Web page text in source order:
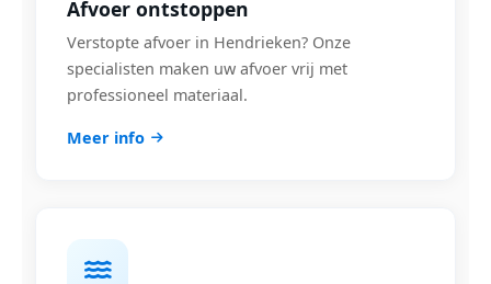
Afvoer ontstoppen
Verstopte afvoer in Hendrieken? Onze
specialisten maken uw afvoer vrij met
professioneel materiaal.
Meer info